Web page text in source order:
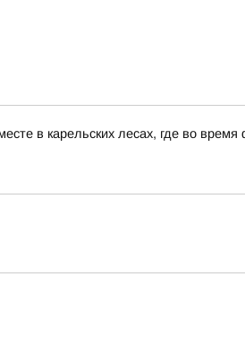
в карельских лесах, где во время